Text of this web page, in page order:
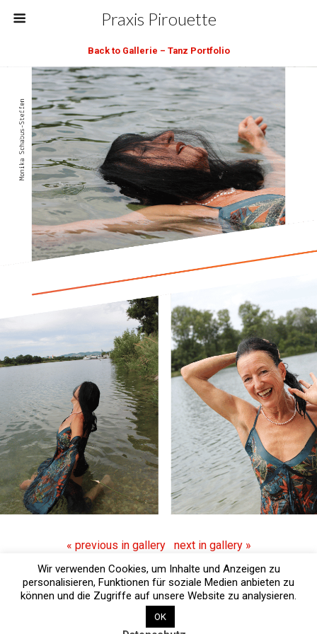
Praxis Pirouette
Back to Gallerie – Tanz Portfolio
« previous in gallery next in gallery »
Wir verwenden Cookies, um Inhalte und Anzeigen zu
personalisieren, Funktionen für soziale Medien anbieten zu
können und die Zugriffe auf unsere Website zu analysieren.
OK
Powered by
WPtouch Mobile Suite for WordPress
Back to top